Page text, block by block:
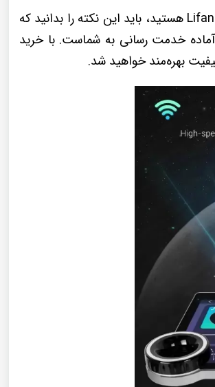
برای خودرو لیفان 820 Lifan هستید، باید این نکته را بدانید که
خدمت رسانی به شماست. با خرید
بهره‌مند خواهید شد.